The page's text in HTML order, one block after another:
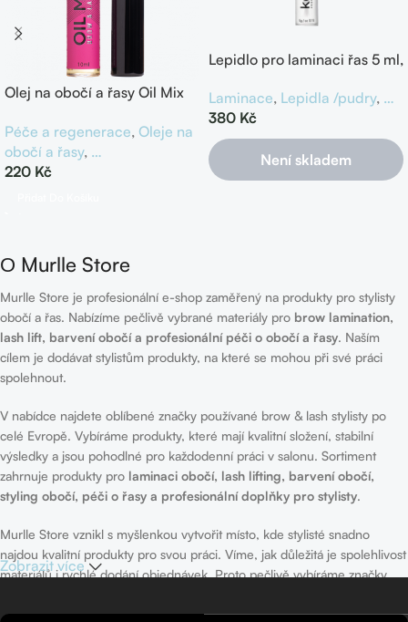
Olej na obočí a řasy Oil Mix
Péče a regenerace, Oleje na
obočí a řasy, …
220 Kč
Lepidlo pro laminaci řas 5 ml,
Laminace, Lepidla /pudry, …
380 Kč
Není skladem
О Murlle Store
Murlle Store je profesionální e-shop zaměřený na produkty pro stylisty
obočí a řas. Nabízíme pečlivě vybrané materiály pro brow lamination,
lash lift, barvení obočí a profesionální péči o obočí a řasy. Naším
cílem je dodávat stylistům produkty, na které se mohou při své práci
spolehnout.
V nabídce najdete oblíbené značky používané brow & lash stylisty po
celé Evropě. Vybíráme produkty, které mají kvalitní složení, stabilní
výsledky a jsou pohodlné pro každodenní práci v salonu. Sortiment
zahrnuje produkty pro laminaci obočí, lash lifting, barvení obočí,
styling obočí, péči o řasy a profesionální doplňky pro stylisty.
Murlle Store vznikl s myšlenkou vytvořit místo, kde stylisté snadno
najdou kvalitní produkty pro svou práci. Víme, jak důležitá je spolehlivost
materiálů i rychlé dodání objednávek. Proto pečlivě vybíráme značky,
Zobrazit více